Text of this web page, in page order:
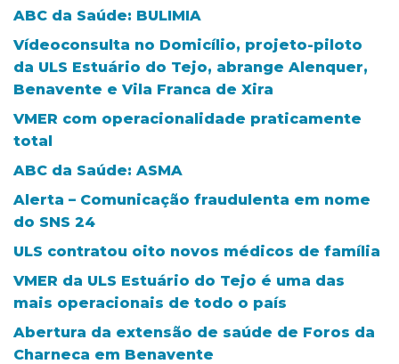
ABC da Saúde: BULIMIA
Vídeoconsulta no Domicílio, projeto-piloto
da ULS Estuário do Tejo, abrange Alenquer,
Benavente e Vila Franca de Xira
VMER com operacionalidade praticamente
total
ABC da Saúde: ASMA
Alerta – Comunicação fraudulenta em nome
do SNS 24
ULS contratou oito novos médicos de família
VMER da ULS Estuário do Tejo é uma das
mais operacionais de todo o país
Abertura da extensão de saúde de Foros da
Charneca em Benavente